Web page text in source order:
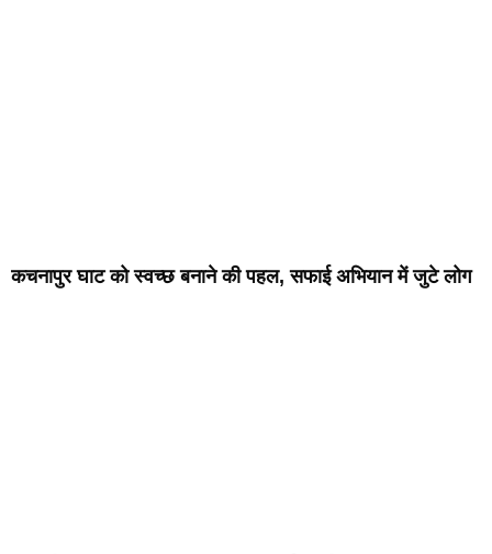
कचनापुर घाट को स्वच्छ बनाने की पहल, सफाई अभियान में जुटे लोग